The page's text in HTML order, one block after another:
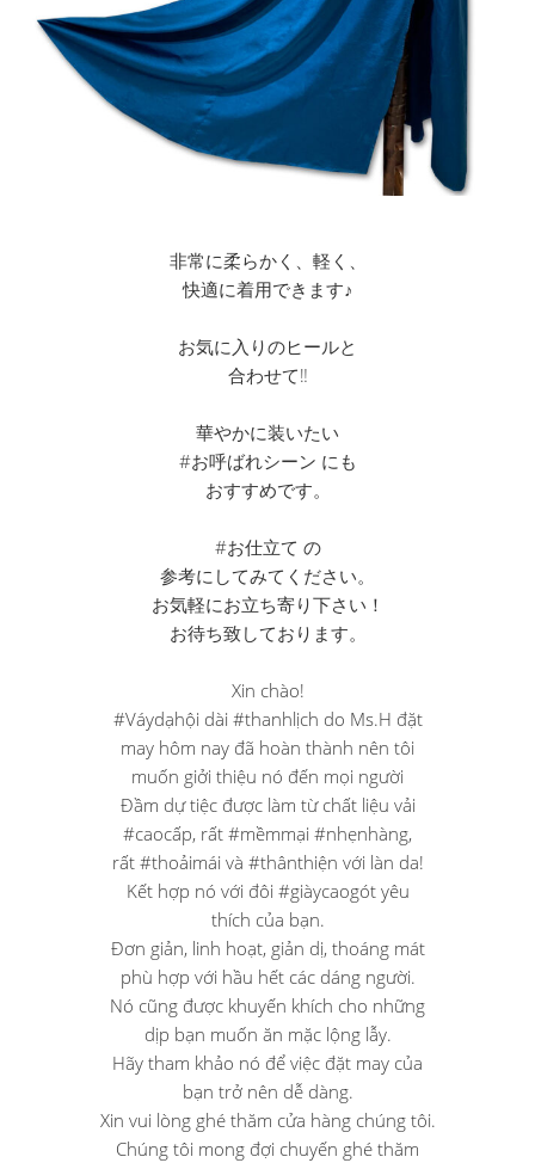
非常に柔らかく、軽く、
快適に着用できます♪
お気に入りのヒールと
合わせて‼︎
華やかに装いたい
#お呼ばれシーン にも
おすすめです。
#お仕立て の
参考にしてみてください。
お気軽にお立ち寄り下さい！
お待ち致しております。
Xin chào!
#Váydạhội dài #thanhlịch do Ms.H đặt
may hôm nay đã hoàn thành nên tôi
muốn giởi thiệu nó đến mọi người
Đầm dự tiệc được làm từ chất liệu vải
#caocấp, rất #mềmmại #nhẹnhàng,
rất #thoảimái và #thânthiện với làn da!
Kết hợp nó với đôi #giàycaogót yêu
thích của bạn.
Đơn giản, linh hoạt, giản dị, thoáng mát
phù hợp với hầu hết các dáng người.
Nó cũng được khuyến khích cho những
dịp bạn muốn ăn mặc lộng lẫy.
Hãy tham khảo nó để việc đặt may của
bạn trở nên dễ dàng.
Xin vui lòng ghé thăm cửa hàng chúng tôi.
Chúng tôi mong đợi chuyến ghé thăm